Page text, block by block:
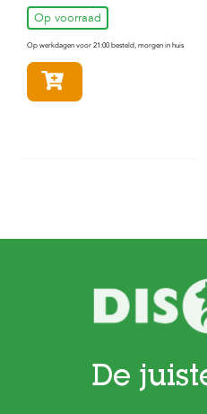
Op voorraad
Op werkdagen voor 21:00 besteld, morgen in huis
De